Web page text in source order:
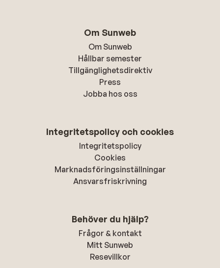
Om Sunweb
Om Sunweb
Hållbar semester
Tillgänglighetsdirektiv
Press
Jobba hos oss
Integritetspolicy och cookies
Integritetspolicy
Cookies
Marknadsföringsinställningar
Ansvarsfriskrivning
Behöver du hjälp?
Frågor & kontakt
Mitt Sunweb
Resevillkor